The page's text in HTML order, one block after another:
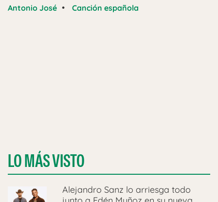
Antonio José • Canción española
LO MÁS VISTO
Alejandro Sanz lo arriesga todo